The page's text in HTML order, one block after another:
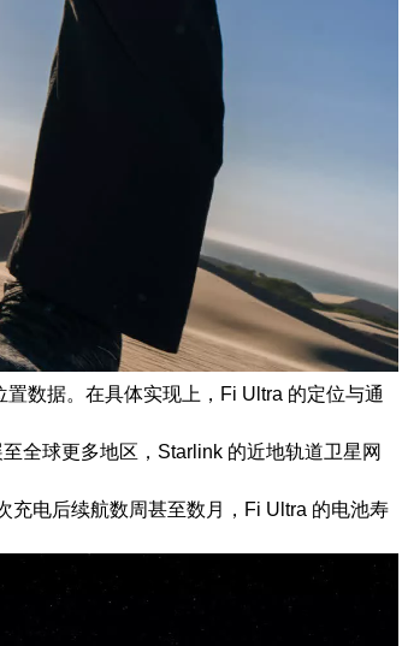
数据。在具体实现上，Fi Ultra 的定位与通
全球更多地区，Starlink 的近地轨道卫星网
充电后续航数周甚至数月，Fi Ultra 的电池寿